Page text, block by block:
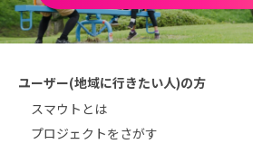
ユーザー(地域に行きたい人)の方
スマウトとは
プロジェクトをさがす